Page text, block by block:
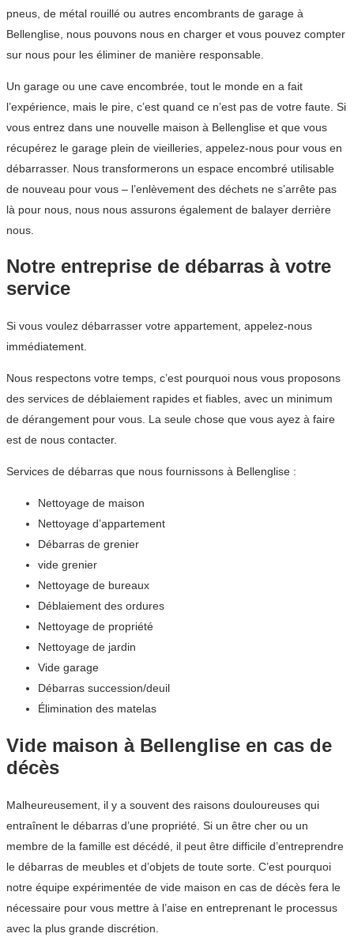
pneus, de métal rouillé ou autres encombrants de garage à
Bellenglise, nous pouvons nous en charger et vous pouvez compter
sur nous pour les éliminer de manière responsable.
Un garage ou une cave encombrée, tout le monde en a fait
l’expérience, mais le pire, c’est quand ce n’est pas de votre faute. Si
vous entrez dans une nouvelle maison à Bellenglise et que vous
récupérez le garage plein de vieilleries, appelez-nous pour vous en
débarrasser. Nous transformerons un espace encombré utilisable
de nouveau pour vous – l’enlèvement des déchets ne s’arrête pas
là pour nous, nous nous assurons également de balayer derrière
nous.
Notre entreprise de débarras à votre
service
Si vous voulez débarrasser votre appartement, appelez-nous
immédiatement.
Nous respectons votre temps, c’est pourquoi nous vous proposons
des services de déblaiement rapides et fiables, avec un minimum
de dérangement pour vous. La seule chose que vous ayez à faire
est de nous contacter.
Services de débarras que nous fournissons à Bellenglise :
Nettoyage de maison
Nettoyage d’appartement
Débarras de grenier
vide grenier
Nettoyage de bureaux
Déblaiement des ordures
Nettoyage de propriété
Nettoyage de jardin
Vide garage
Débarras succession/deuil
Élimination des matelas
Vide maison à Bellenglise en cas de
décès
Malheureusement, il y a souvent des raisons douloureuses qui
entraînent le débarras d’une propriété. Si un être cher ou un
membre de la famille est décédé, il peut être difficile d’entreprendre
le débarras de meubles et d’objets de toute sorte. C’est pourquoi
notre équipe expérimentée de vide maison en cas de décès fera le
nécessaire pour vous mettre à l’aise en entreprenant le processus
avec la plus grande discrétion.